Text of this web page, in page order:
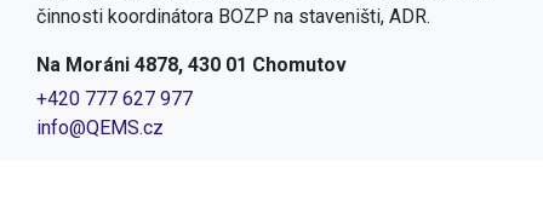
činnosti koordinátora BOZP na staveništi, ADR.
Na Moráni 4878, 430 01 Chomutov
+420 777 627 977
info@QEMS.cz